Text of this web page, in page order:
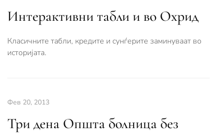
Интерактивни табли и во Охрид
Класичните табли, кредите и сунѓерите заминуваат во
историјата.
Фев 20, 2013
Три дена Општа болница без